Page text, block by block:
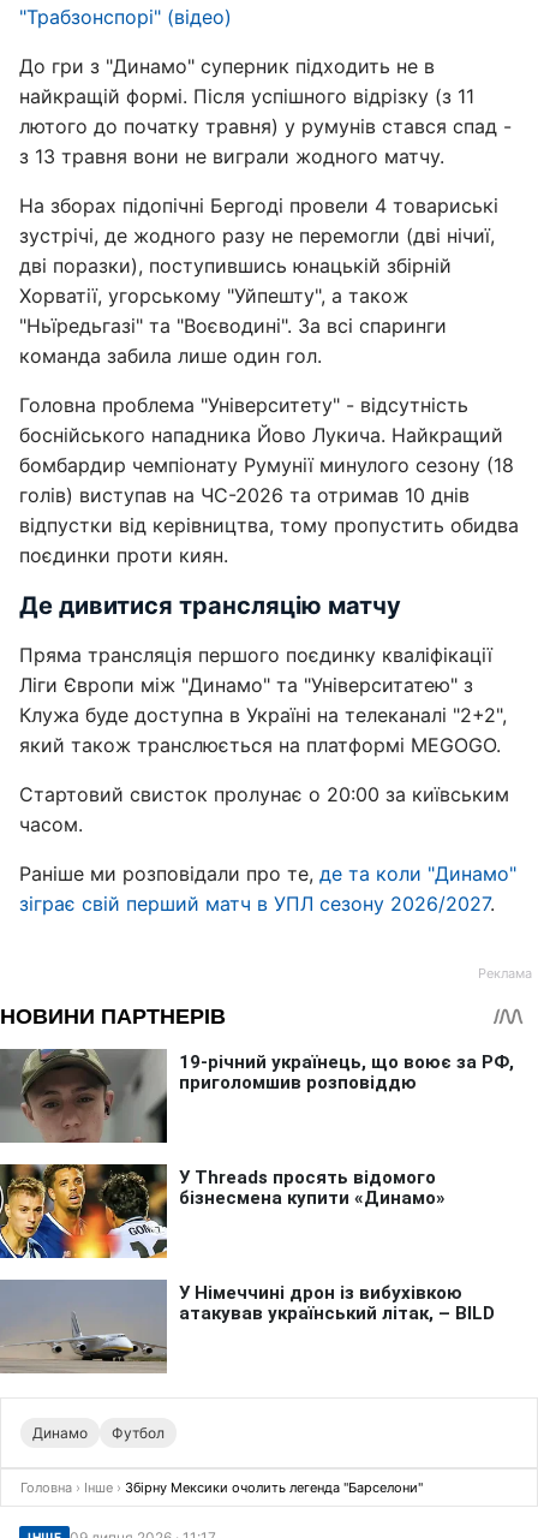
"Трабзонспорі" (відео)
До гри з "Динамо" суперник підходить не в
найкращій формі. Після успішного відрізку (з 11
лютого до початку травня) у румунів стався спад -
з 13 травня вони не виграли жодного матчу.
На зборах підопічні Бергоді провели 4 товариські
зустрічі, де жодного разу не перемогли (дві нічиї,
дві поразки), поступившись юнацькій збірній
Хорватії, угорському "Уйпешту", а також
"Ньїредьгазі" та "Воєводині". За всі спаринги
команда забила лише один гол.
Головна проблема "Університету" - відсутність
боснійського нападника Йово Лукича. Найкращий
бомбардир чемпіонату Румунії минулого сезону (18
голів) виступав на ЧС-2026 та отримав 10 днів
відпустки від керівництва, тому пропустить обидва
поєдинки проти киян.
Де дивитися трансляцію матчу
Пряма трансляція першого поєдинку кваліфікації
Ліги Європи між "Динамо" та "Університатею" з
Клужа буде доступна в Україні на телеканалі "2+2",
який також транслюється на платформі MEGOGO.
Стартовий свисток пролунає о 20:00 за київським
часом.
Раніше ми розповідали про те, де та коли "Динамо"
зіграє свій перший матч в УПЛ сезону 2026/2027.
Динамо Футбол
Головна › Інше › Збірну Мексики очолить легенда "Барселони"